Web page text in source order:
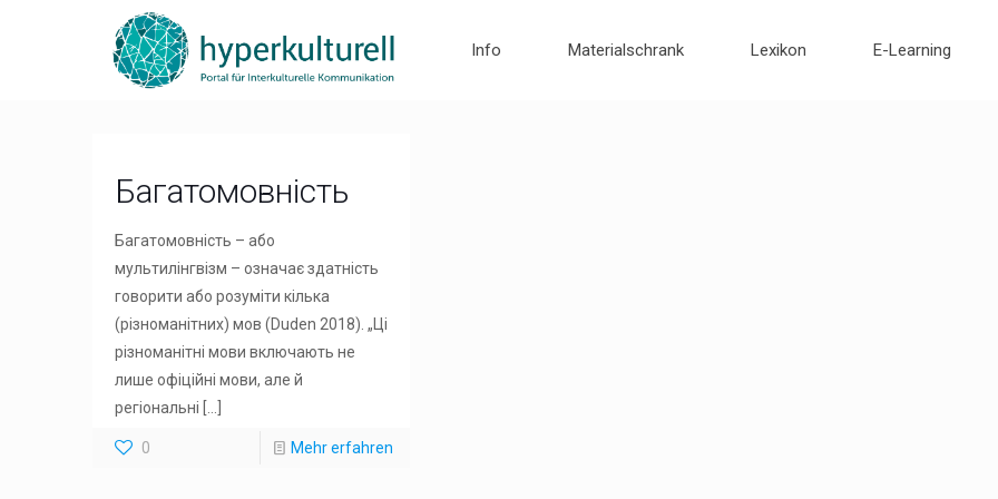
Info Materialschrank Lexikon E-Learning
Багатомовність
Багатомовність – або
мультилінгвізм – означає здатність
говорити або розуміти кілька
(різноманітних) мов (Duden 2018). „Ці
різноманітні мови включають не
лише офіційні мови, але й
регіональні
0 Mehr erfahren